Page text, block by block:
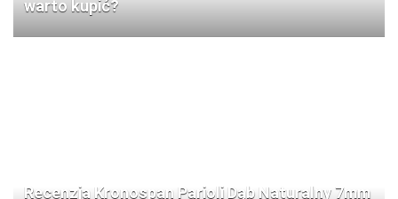
warto kupić?
Recenzja Kronospan Parioli Dąb Naturalny 7mm